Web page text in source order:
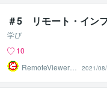
＃5 リモート・イン
学び
10
RemoteViewer導
2021/